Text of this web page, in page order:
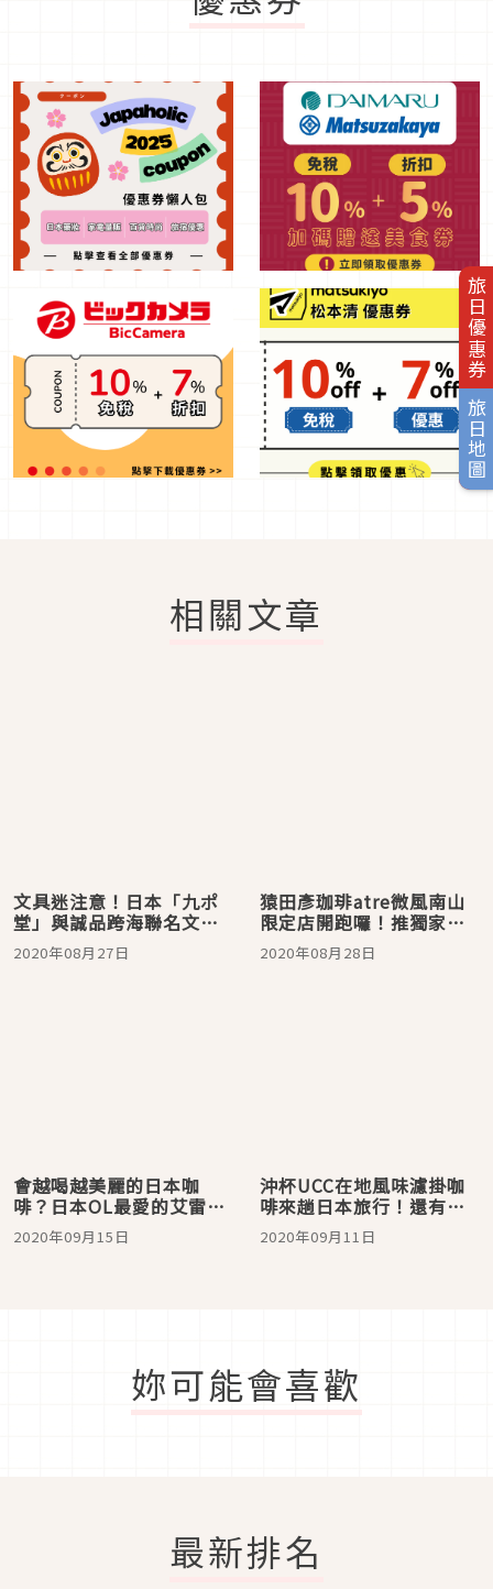
旅日優惠券
旅日地圖
相關文章
文具迷注意！日本「九ポ
堂」與誠品跨海聯名文
具，咖啡口味墨水、隱形
墨水逾400種特色墨水9月
2020年08月27日
猿田彥珈琲atre微風南山
限定店開跑囉！推獨家台
東鹿野紅烏龍「咖啡茶」
2020年08月28日
會越喝越美麗的日本咖
啡？日本OL最愛的艾雷萊
夫咖啡，每天都要來上一
杯！
2020年09月15日
沖杯UCC在地風味濾掛咖
啡來趟日本旅行！還有超
可愛MOOMIN系列為你帶
來居家美好時光
2020年09月11日
妳可能會喜歡
最新排名